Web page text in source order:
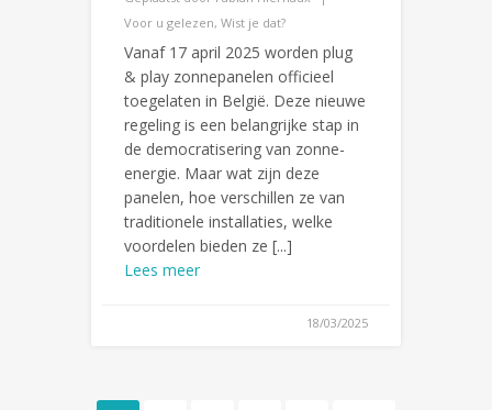
Voor u gelezen, Wist je dat?
Vanaf 17 april 2025 worden plug
& play zonnepanelen officieel
toegelaten in België. Deze nieuwe
regeling is een belangrijke stap in
de democratisering van zonne-
energie. Maar wat zijn deze
panelen, hoe verschillen ze van
traditionele installaties, welke
voordelen bieden ze [...]
Lees meer
18/03/2025